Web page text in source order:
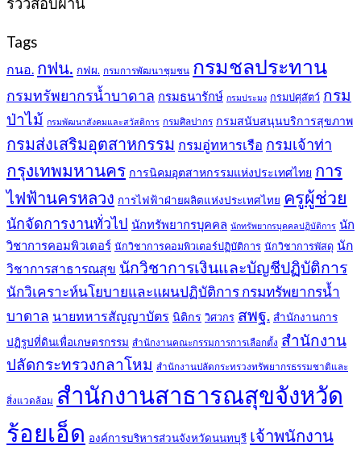
Tags
กนอ. กฟน. กฟผ. กรมการพัฒนาชุมชน กรมชลประทาน
กรมทรัพยากรน้ำบาดาล กรมธนารักษ์ กรมประมง กรมปศุสัตว์ กรม
ป่าไม้ กรมพัฒนาสังคมและสวัสดิการ กรมศิลปากร กรมสนับสนุนบริการสุขภาพ
กรมส่งเสริมอุตสาหกรรม กรมอู่ทหารเรือ กรมเจ้าท่า
กรุงเทพมหานคร การนิคมอุตสาหกรรมแห่งประเทศไทย การ
ไฟฟ้านครหลวง การไฟฟ้าฝ่ายผลิตแห่งประเทศไทย ครูผู้ช่วย
นักจัดการงานทั่วไป นักทรัพยากรบุคคล นักทรัพยากรบุคคลปฏิบัติการ นัก
วิชาการคอมพิวเตอร์ นักวิชาการคอมพิวเตอร์ปฏิบัติการ นักวิชาการพัสดุ นัก
วิชาการสาธารณสุข นักวิชาการเงินและบัญชีปฏิบัติการ
นักวิเคราะห์นโยบายและแผนปฏิบัติการ กรมทรัพยากรน้ำ
บาดาล นายทหารสัญญาบัตร นิติกร วิศวกร สพฐ. สำนักงานการ
ปฏิรูปที่ดินเพื่อเกษตรกรรม สำนักงานคณะกรรมการการเลือกตั้ง สำนักงาน
ปลัดกระทรวงกลาโหม สำนักงานปลัดกระทรวงทรัพยากรธรรมชาติและ
สิ่งแวดล้อม สำนักงานสาธารณสุขจังหวัด
ร้อยเอ็ด องค์การบริหารส่วนจังหวัดนนทบุรี เจ้าพนักงาน